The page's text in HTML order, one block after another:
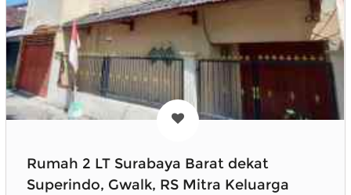
Rumah 2 LT Surabaya Barat dekat
Superindo, Gwalk, RS Mitra Keluarga